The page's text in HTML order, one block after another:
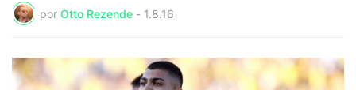
por Otto Rezende - 1.8.16